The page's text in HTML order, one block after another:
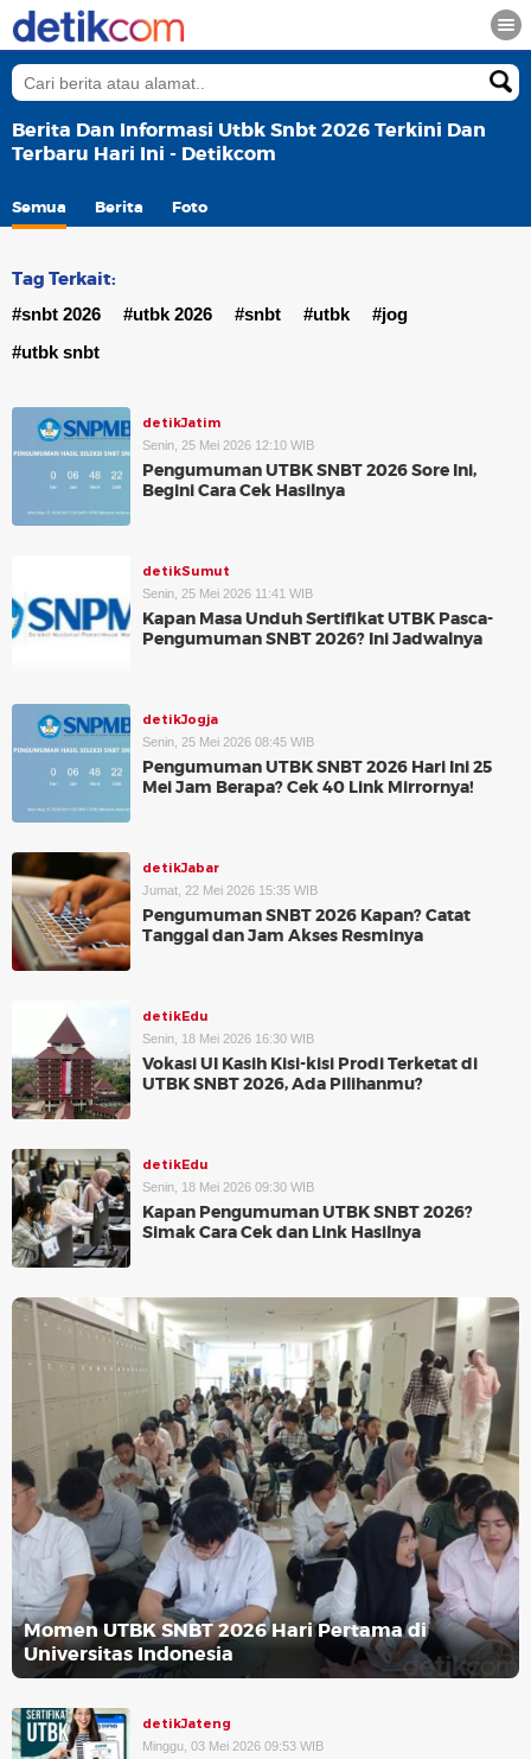
Berita Dan Informasi Utbk Snbt 2026 Terkini Dan
Terbaru Hari Ini - Detikcom
Semua Berita Foto
Tag Terkait:
#snbt 2026 #utbk 2026 #snbt #utbk
#jog
#utbk snbt
detikJatim
Senin, 25 Mei 2026 12:10 WIB
Pengumuman UTBK SNBT 2026 Sore Ini,
Begini Cara Cek Hasilnya
detikSumut
Senin, 25 Mei 2026 11:41 WIB
Kapan Masa Unduh Sertifikat UTBK Pasca-
Pengumuman SNBT 2026? Ini Jadwalnya
detikJogja
Senin, 25 Mei 2026 08:45 WIB
Pengumuman UTBK SNBT 2026 Hari Ini 25
Mei Jam Berapa? Cek 40 Link Mirrornya!
detikJabar
Jumat, 22 Mei 2026 15:35 WIB
Pengumuman SNBT 2026 Kapan? Catat
Tanggal dan Jam Akses Resminya
detikEdu
Senin, 18 Mei 2026 16:30 WIB
Vokasi UI Kasih Kisi-kisi Prodi Terketat di
UTBK SNBT 2026, Ada Pilihanmu?
detikEdu
Senin, 18 Mei 2026 09:30 WIB
Kapan Pengumuman UTBK SNBT 2026?
Simak Cara Cek dan Link Hasilnya
Momen UTBK SNBT 2026 Hari Pertama di
Universitas Indonesia
detikJateng
Minggu, 03 Mei 2026 09:53 WIB